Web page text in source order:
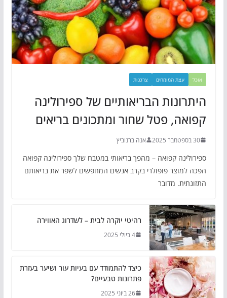
אוכל עצת המומחים צרכנות
היתרונות הבריאותיים של ספירולינה
קפואה, פטל שחור ומתכונים בריאים
30 בספטמבר 2025 אנה ברנוביץ
ספירולינה קפואה – מהפך בריאותי במטבח שלך ספירולינה קפואה
הפכה למוצר פופולרי בקרב אנשים המחפשים לשפר את בריאותם
התזונתית. מדובר
רהיטי יוקרה לבית – לשדרוג האווירה
4 ביולי 2025
כיצד להתמודד עם בעיות עור ושיער בעזרת
פתרונות טבעיים?
26 ביוני 2025